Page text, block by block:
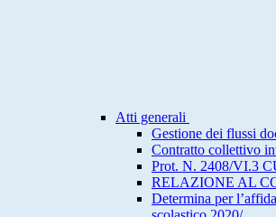
Atti generali
Gestione dei flussi
Contratto collettivo
Prot. N. 2408/VI.3
RELAZIONE AL
Determina per